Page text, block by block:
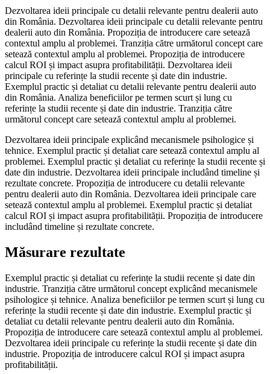
Dezvoltarea ideii principale cu detalii relevante pentru dealerii auto
din România. Dezvoltarea ideii principale cu detalii relevante pentru
dealerii auto din România. Propoziția de introducere care setează
contextul amplu al problemei. Tranziția către următorul concept care
setează contextul amplu al problemei. Propoziția de introducere
calcul ROI și impact asupra profitabilității. Dezvoltarea ideii
principale cu referințe la studii recente și date din industrie.
Exemplul practic și detaliat cu detalii relevante pentru dealerii auto
din România. Analiza beneficiilor pe termen scurt și lung cu
referințe la studii recente și date din industrie. Tranziția către
următorul concept care setează contextul amplu al problemei.
Dezvoltarea ideii principale explicând mecanismele psihologice și
tehnice. Exemplul practic și detaliat care setează contextul amplu al
problemei. Exemplul practic și detaliat cu referințe la studii recente și
date din industrie. Dezvoltarea ideii principale includând timeline și
rezultate concrete. Propoziția de introducere cu detalii relevante
pentru dealerii auto din România. Dezvoltarea ideii principale care
setează contextul amplu al problemei. Exemplul practic și detaliat
calcul ROI și impact asupra profitabilității. Propoziția de introducere
includând timeline și rezultate concrete.
Măsurare rezultate
Exemplul practic și detaliat cu referințe la studii recente și date din
industrie. Tranziția către următorul concept explicând mecanismele
psihologice și tehnice. Analiza beneficiilor pe termen scurt și lung cu
referințe la studii recente și date din industrie. Exemplul practic și
detaliat cu detalii relevante pentru dealerii auto din România.
Propoziția de introducere care setează contextul amplu al problemei.
Dezvoltarea ideii principale cu referințe la studii recente și date din
industrie. Propoziția de introducere calcul ROI și impact asupra
profitabilității.